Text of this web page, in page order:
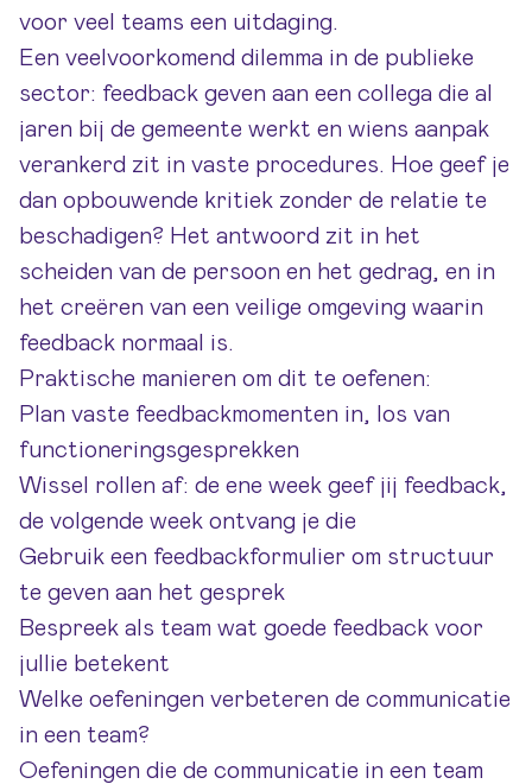
voor veel teams een uitdaging.
Een veelvoorkomend dilemma in de publieke
sector: feedback geven aan een collega die al
jaren bij de gemeente werkt en wiens aanpak
verankerd zit in vaste procedures. Hoe geef je
dan opbouwende kritiek zonder de relatie te
beschadigen? Het antwoord zit in het
scheiden van de persoon en het gedrag, en in
het creëren van een veilige omgeving waarin
feedback normaal is.
Praktische manieren om dit te oefenen:
Plan vaste feedbackmomenten in, los van
functioneringsgesprekken
Wissel rollen af: de ene week geef jij feedback,
de volgende week ontvang je die
Gebruik een feedbackformulier om structuur
te geven aan het gesprek
Bespreek als team wat goede feedback voor
jullie betekent
Welke oefeningen verbeteren de communicatie
in een team?
Oefeningen die de communicatie in een team